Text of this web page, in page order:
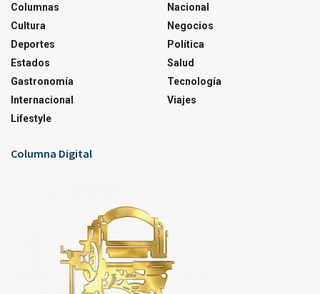
Columnas
Cultura
Deportes
Estados
Gastronomía
Internacional
Lifestyle
Nacional
Negocios
Política
Salud
Tecnología
Viajes
Columna Digital